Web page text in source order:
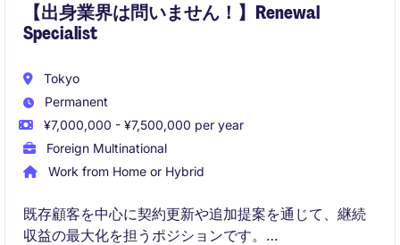
【出身業界は問いません！】Renewal
Specialist
Tokyo
Permanent
¥7,000,000 - ¥7,500,000 per year
Foreign Multinational
Work from Home or Hybrid
既存顧客を中心に契約更新や追加提案を通じて、継続
収益の最大化を担うポジションです。